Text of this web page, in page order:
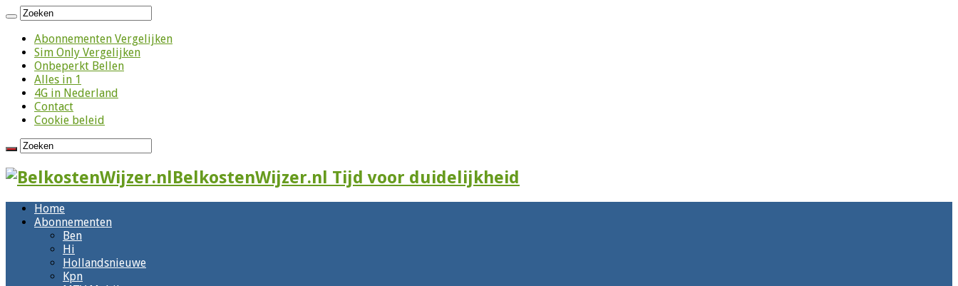
Abonnementen Vergelijken
Sim Only Vergelijken
Onbeperkt Bellen
Alles in 1
4G in Nederland
Contact
Cookie beleid
BelkostenWijzer.nl Tijd voor duidelijkheid
Home
Abonnementen
Ben
Hi
Hollandsnieuwe
Kpn